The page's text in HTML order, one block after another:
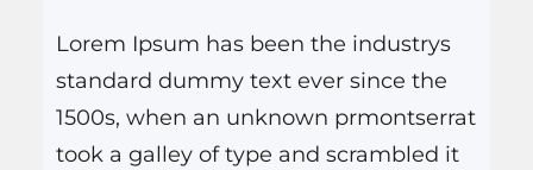
s
a
r
Lorem Ipsum has been the industrys
standard dummy text ever since the
1500s, when an unknown prmontserrat
took a galley of type and scrambled it